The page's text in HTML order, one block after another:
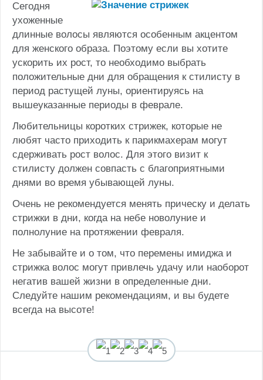
Сегодня
ухоженные
длинные волосы являются особенным акцентом
для женского образа. Поэтому если вы хотите
ускорить их рост, то необходимо выбрать
положительные дни для обращения к стилисту в
период растущей луны, ориентируясь на
вышеуказанные периоды в феврале.
Любительницы коротких стрижек, которые не
любят часто приходить к парикмахерам могут
сдерживать рост волос. Для этого визит к
стилисту должен совпасть с благоприятными
днями во время убывающей луны.
Очень не рекомендуется менять прическу и делать
стрижки в дни, когда на небе новолуние и
полнолуние на протяжении февраля.
Не забывайте и о том, что перемены имиджа и
стрижка волос могут привлечь удачу или наоборот
негатив вашей жизни в определенные дни.
Следуйте нашим рекомендациям, и вы будете
всегда на высоте!